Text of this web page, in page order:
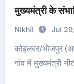
मुख्यमंत्री के
Nikhil Jul
कोइलवर/भोजपुर (आमोद कुमार)| कोइलवर प्रखंड के बिन्दगावां
गांव में मुख्यमंत्री